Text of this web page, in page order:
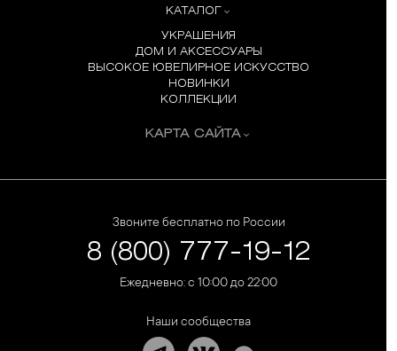
КАТАЛОГ
УКРАШЕНИЯ
ДОМ И АКСЕССУАРЫ
ВЫСОКОЕ ЮВЕЛИРНОЕ ИСКУССТВО
НОВИНКИ
КОЛЛЕКЦИИ
КАРТА САЙТА
Звоните бесплатно по России
8 (800) 777-19-12
Ежедневно: с 10:00 до 22:00
Наши сообщества